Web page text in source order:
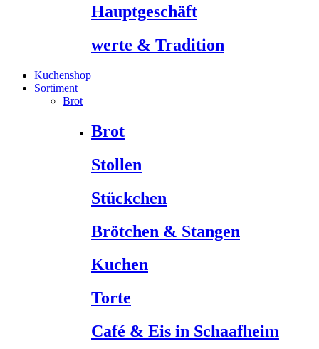
Hauptgeschäft
werte & Tradition
Kuchenshop
Sortiment
Brot
Brot
Stollen
Stückchen
Brötchen & Stangen
Kuchen
Torte
Café & Eis in Schaafheim